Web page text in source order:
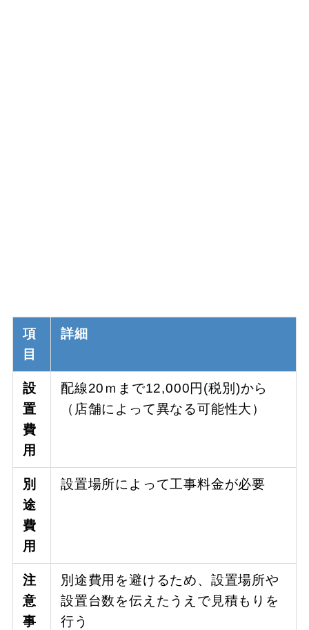
項
目
詳細
設
置
費
用
配線20ｍまで12,000円(税別)から
（店舗によって異なる可能性大）
別
途
費
用
設置場所によって工事料金が必要
注
意
事
別途費用を避けるため、設置場所や
設置台数を伝えたうえで見積もりを
行う